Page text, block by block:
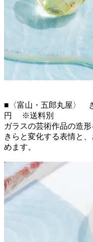
■〈富山・五郎丸屋〉
円 ※送料別
ガラスの芸術作品の造
きらと変化する表情と
めます。